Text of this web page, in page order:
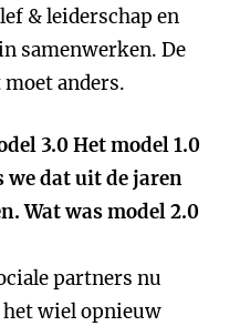
& leiderschap en
samenwerken. De
anders.
3.0 Het model 1.0
we dat uit de jaren
Wat was model 2.0
partners nu
wiel opnieuw